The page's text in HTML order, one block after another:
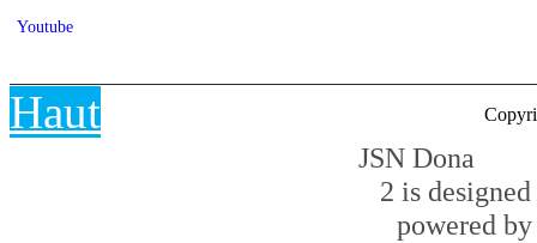
Youtube
Haut
JSN Dona
2 is
powered